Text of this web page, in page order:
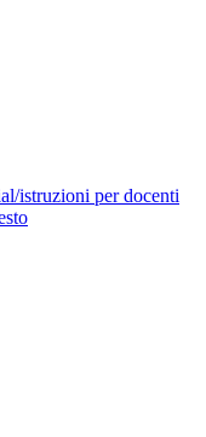
istruzioni per docenti